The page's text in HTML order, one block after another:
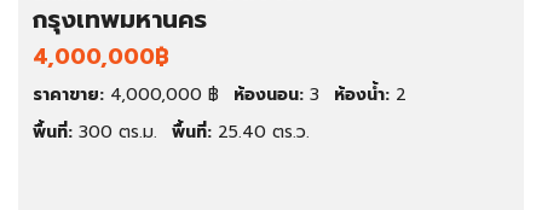
กรุงเทพมหานคร
4,000,000฿
ราคาขาย: 4,000,000 ฿ ห้องนอน: 3 ห้องน้ำ: 2
พื้นที่: 300 ตร.ม. พื้นที่: 25.40 ตร.ว.